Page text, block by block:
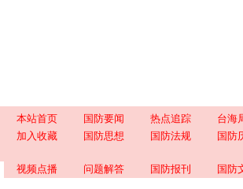
本站首页 国防要闻 热点追踪 台海
加入收藏
国防思想 国防法规 国防
视频点播 问题解答 国防报刊 国防